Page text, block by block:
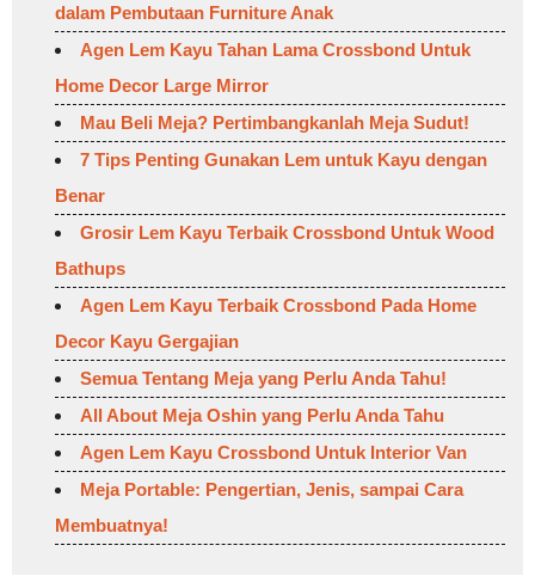
dalam Pembutaan Furniture Anak
Agen Lem Kayu Tahan Lama Crossbond Untuk
Home Decor Large Mirror
Mau Beli Meja? Pertimbangkanlah Meja Sudut!
7 Tips Penting Gunakan Lem untuk Kayu dengan
Benar
Grosir Lem Kayu Terbaik Crossbond Untuk Wood
Bathups
Agen Lem Kayu Terbaik Crossbond Pada Home
Decor Kayu Gergajian
Semua Tentang Meja yang Perlu Anda Tahu!
All About Meja Oshin yang Perlu Anda Tahu
Agen Lem Kayu Crossbond Untuk Interior Van
Meja Portable: Pengertian, Jenis, sampai Cara
Membuatnya!